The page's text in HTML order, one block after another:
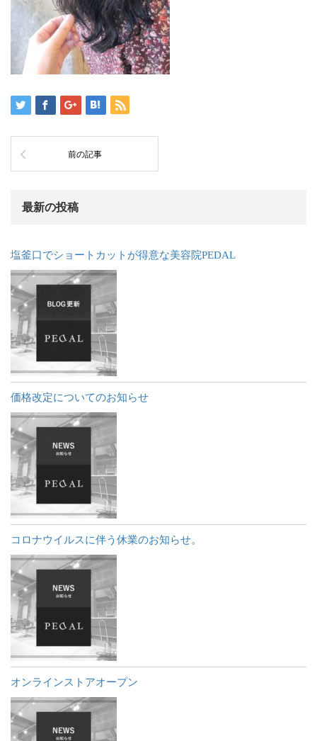
前の記事
最新の投稿
塩釜口でショートカットが得意な美容院PEDAL
価格改定についてのお知らせ
コロナウイルスに伴う休業のお知らせ。
オンラインストアオープン